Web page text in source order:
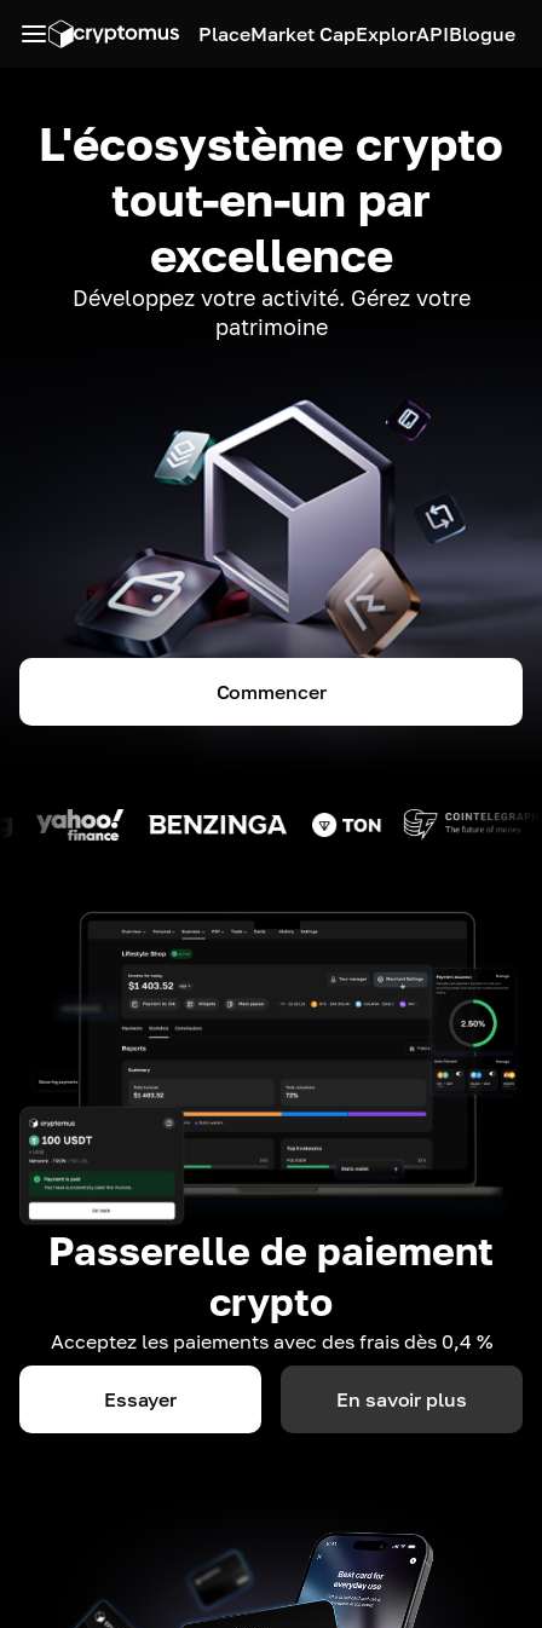
PlaceMarket CapExplorAPIBlogue
L'écosystème crypto
tout-en-un par
excellence
Développez votre activité. Gérez votre
patrimoine
Commencer
Passerelle de paiement
crypto
Acceptez les paiements avec des frais dès 0,4 %
Essayer En savoir plus